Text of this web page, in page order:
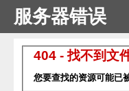
服务器错误
404 - 找不到文
您要查找的资源可能已